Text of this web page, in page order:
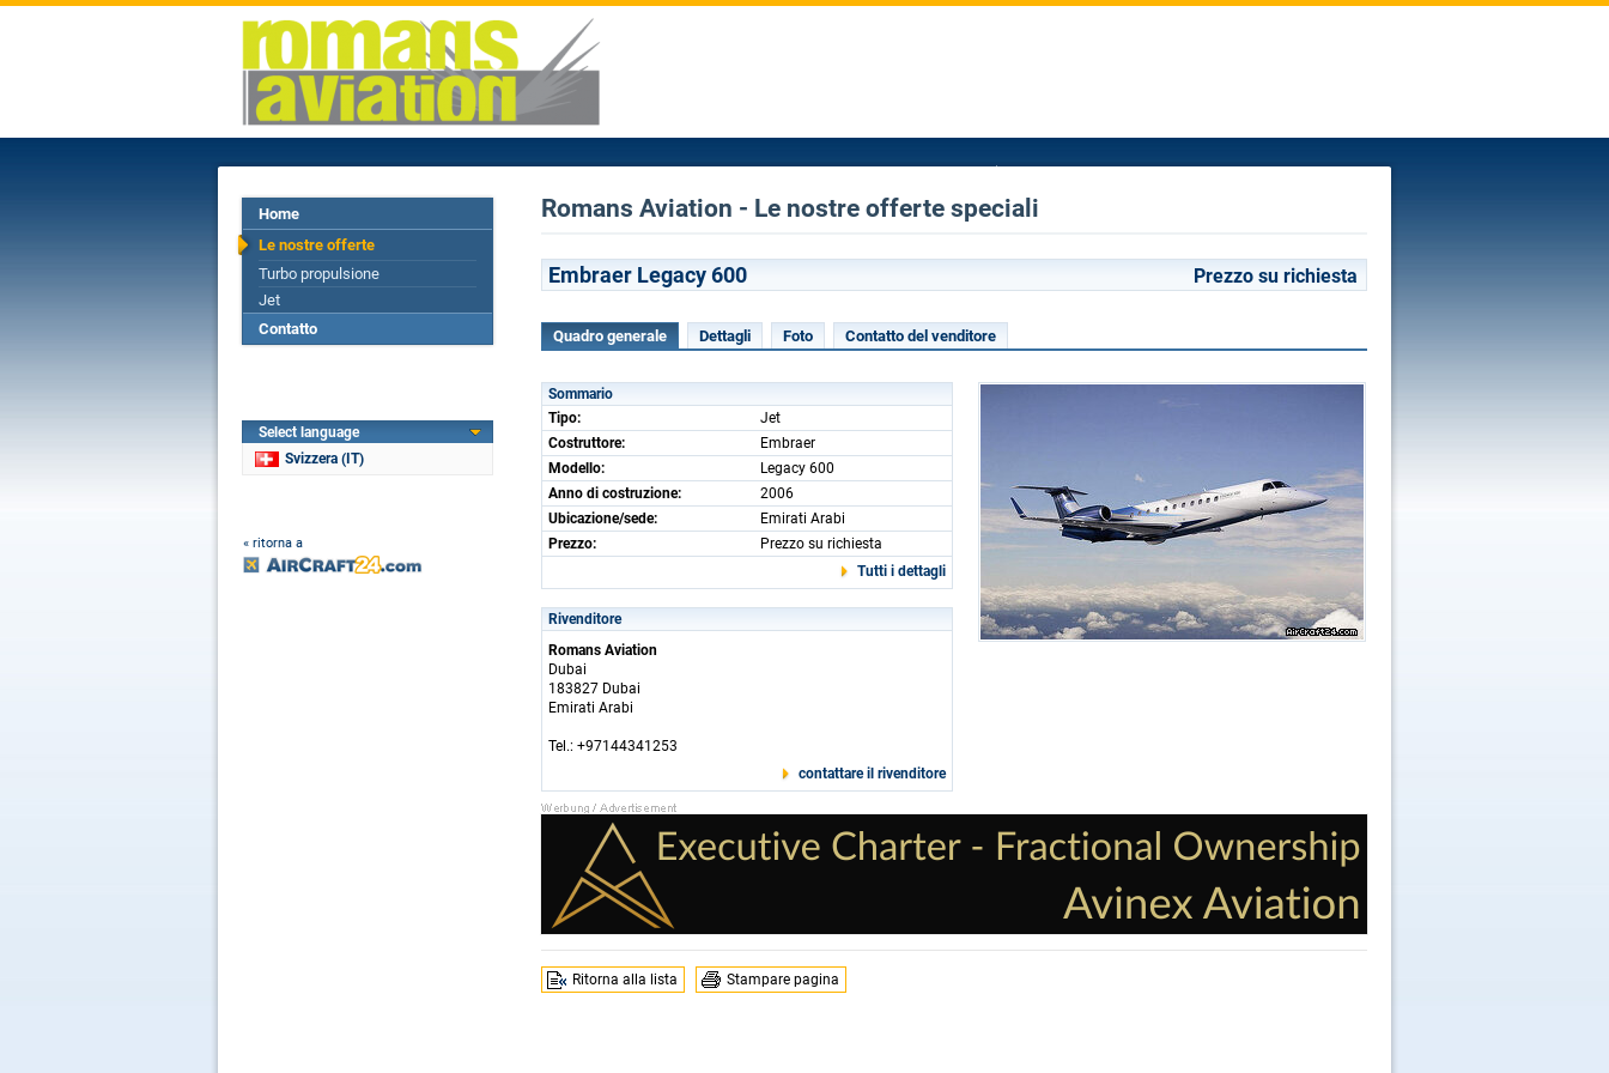
Home
Le nostre offerte
Turbo propulsione
Jet
Contatto
Select language
Svizzera (IT)
« ritorna a
Romans Aviation - Le nostre offerte speciali
Embraer Legacy 600 Prezzo su richiesta
Quadro generale Dettagli Foto Contatto del venditore
Sommario
Tipo:
Jet
Costruttore:
Embraer
Modello:
Legacy 600
Anno di costruzione:
2006
Ubicazione/sede:
Emirati Arabi
Prezzo:
Prezzo su richiesta
Tutti i dettagli
Rivenditore
Romans Aviation
Dubai
183827 Dubai
Emirati Arabi
Tel.: +97144341253
contattare il rivenditore
Ritorna alla lista Stampare pagina